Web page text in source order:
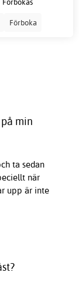
Förboka
min
ta sedan
när
upp är inte